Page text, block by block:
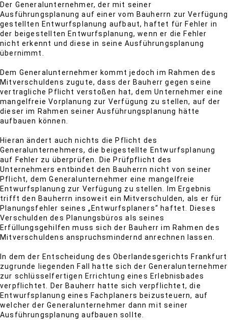
Der Generalunternehmer, der mit seiner
Ausführungsplanung auf einer vom Bauherrn zur Verfügung
gestellten Entwurfsplanung aufbaut, haftet für Fehler in
der beigestellten Entwurfsplanung, wenn er die Fehler
nicht erkennt und diese in seine Ausführungsplanung
übernimmt.
Dem Generalunternehmer kommt jedoch im Rahmen des
Mitverschuldens zugute, dass der Bauherr gegen seine
vertragliche Pflicht verstoßen hat, dem Unternehmer eine
mangelfreie Vorplanung zur Verfügung zu stellen, auf der
dieser im Rahmen seiner Ausführungsplanung hätte
aufbauen können.
Hieran ändert auch nichts die Pflicht des
Generalunternehmers, die beigestellte Entwurfsplanung
auf Fehler zu überprüfen. Die Prüfpflicht des
Unternehmers entbindet den Bauherrn nicht von seiner
Pflicht, dem Generalunternehmer eine mangelfreie
Entwurfsplanung zur Verfügung zu stellen. Im Ergebnis
trifft den Bauherrn insoweit ein Mitverschulden, als er für
Planungsfehler seines „Entwurfsplaners“ haftet. Dieses
Verschulden des Planungsbüros als seines
Erfüllungsgehilfen muss sich der Bauherr im Rahmen des
Mitverschuldens anspruchsmindernd anrechnen lassen.
In dem der Entscheidung des Oberlandesgerichts Frankfurt
zugrunde liegenden Fall hatte sich der Generalunternehmer
zur schlüsselfertigen Errichtung eines Erlebnisbades
verpflichtet. Der Bauherr hatte sich verpflichtet, die
Entwurfsplanung eines Fachplaners beizusteuern, auf
welcher der Generalunternehmer dann mit seiner
Ausführungsplanung aufbauen sollte.